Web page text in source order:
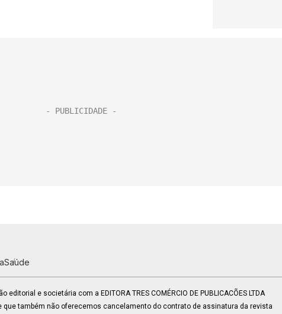
Saúde
e societária com a EDITORA TRES COMÉRCIO DE PUBLICACÕES LTDA
também não oferecemos cancelamento do contrato de assinatura da revista